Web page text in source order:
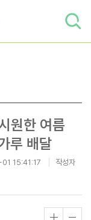
원한 여름
루 배달
15:41:17
작성자